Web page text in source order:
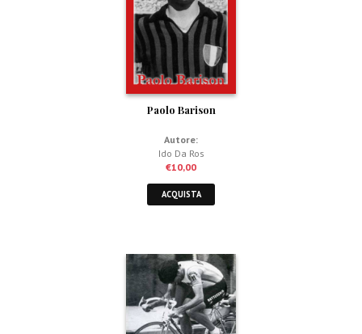
Paolo Barison
Autore:
Ido Da Ros
€10,00
ACQUISTA